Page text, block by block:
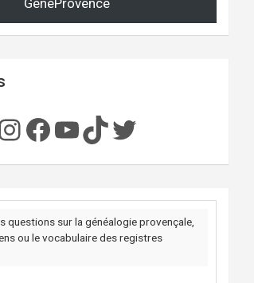
GénéProvence
Facebook
YouTube
TikTok
Twitter
questions sur la généalogie provençale,
ou le vocabulaire des registres